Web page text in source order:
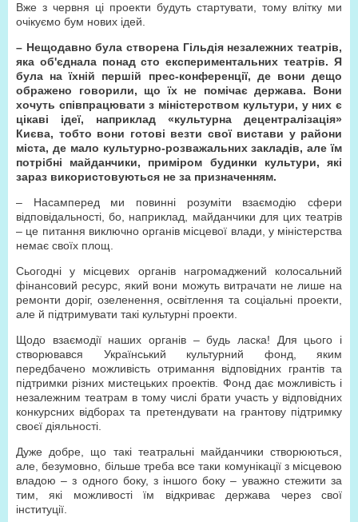
Вже з червня ці проекти будуть стартувати, тому влітку ми
очікуємо бум нових ідей.
– Нещодавно була створена Гільдія незалежних театрів,
яка об'єднала понад сто експериментальних театрів. Я
була на їхній першій прес-конференції, де вони дещо
ображено говорили, що їх не помічає держава. Вони
хочуть співпрацювати з міністерством культури, у них є
цікаві ідеї, наприклад «культурна децентралізація»
Києва, тобто вони готові везти свої вистави у райони
міста, де мало культурно-розважальних закладів, але їм
потрібні майданчики, приміром будинки культури, які
зараз використовуються не за призначенням.
– Насамперед ми повинні розуміти взаємодію сфери
відповідальності, бо, наприклад, майданчики для цих театрів
– це питання виключно органів місцевої влади, у міністерства
немає своїх площ.
Сьогодні у місцевих органів нагромаджений колосальний
фінансовий ресурс, який вони можуть витрачати не лише на
ремонти доріг, озеленення, освітлення та соціальні проекти,
але й підтримувати такі культурні проекти.
Щодо взаємодії наших органів – будь ласка! Для цього і
створювався Український культурний фонд, яким
передбачено можливість отримання відповідних грантів та
підтримки різних мистецьких проектів. Фонд дає можливість і
незалежним театрам в тому числі брати участь у відповідних
конкурсних відборах та претендувати на грантову підтримку
своєї діяльності.
Дуже добре, що такі театральні майданчики створюються,
але, безумовно, більше треба все таки комунікації з місцевою
владою – з одного боку, з іншого боку – уважно стежити за
тим, які можливості їм відкриває держава через свої
інституції.